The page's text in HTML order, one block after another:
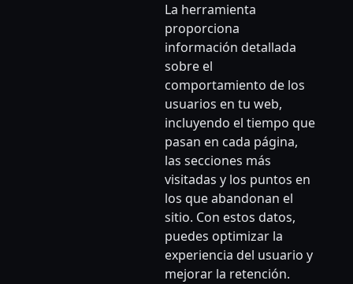
La herramienta
proporciona
información detallada
sobre el
comportamiento de los
usuarios en tu web,
incluyendo el tiempo que
pasan en cada página,
las secciones más
visitadas y los puntos en
los que abandonan el
sitio. Con estos datos,
puedes optimizar la
experiencia del usuario y
mejorar la retención.